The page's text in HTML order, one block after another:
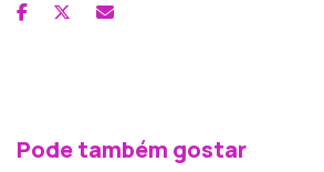
Pode também gostar